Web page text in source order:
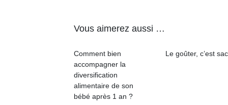
Vous aimerez aussi …
Comment bien
accompagner la
diversification
alimentaire de son
bébé après 1 an ?
Le goûter, c’est